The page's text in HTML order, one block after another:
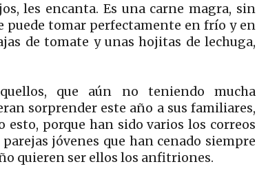
les encanta. Es una carne magra, sin
puede tomar perfectamente en frío y en
de tomate y unas hojitas de lechuga,
que aún no teniendo mucha
sorprender este año a sus familiares,
esto, porque han sido varios los correos
jóvenes que han cenado siempre
quieren ser ellos los anfitriones.